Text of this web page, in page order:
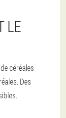
LE
céréales
Des